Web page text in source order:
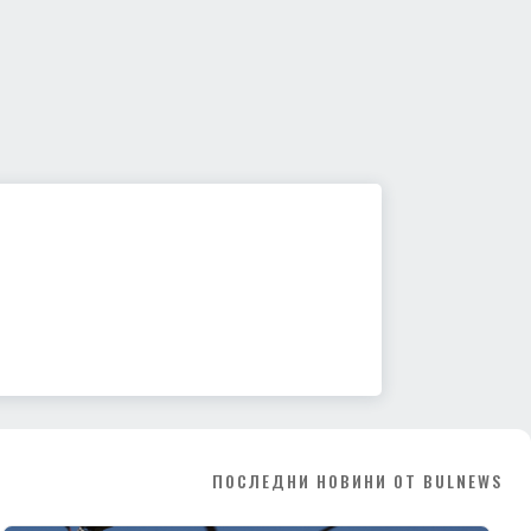
ПОСЛЕДНИ НОВИНИ ОТ BULNEWS